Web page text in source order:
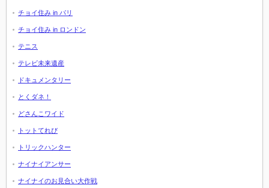
チョイ住み in パリ
チョイ住み in ロンドン
テニス
テレビ未来遺産
ドキュメンタリー
とくダネ！
どさんこワイド
トットてれび
トリックハンター
ナイナイアンサー
ナイナイのお見合い大作戦